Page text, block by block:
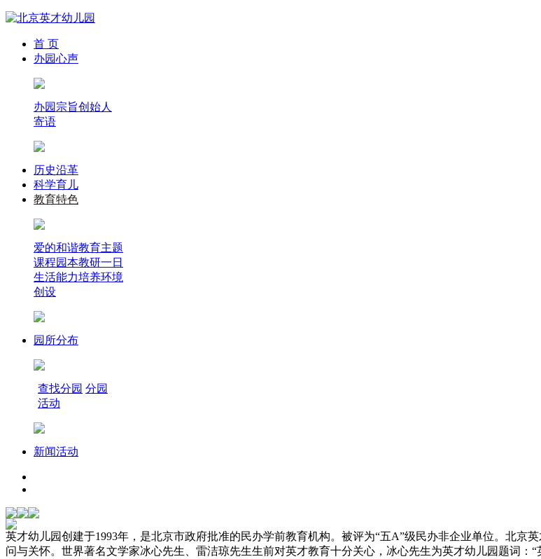
首 页
办园心声
办园宗旨创始人
寄语
历史沿革
科学育儿
教育特色
爱的和谐教育主题
课程园本教研一日
生活能力培养环境
创设
园所分布
查找分园 分园
活动
新闻活动
英才幼儿园创建于1993年，是北京市政府批准的民办学前教育机构。被评为“五A”级民办非企业单位。北
问与关怀。世界著名文学家冰心先生、雷洁琼先生生前对英才教育十分关心，冰心先生为英才幼儿园题词：